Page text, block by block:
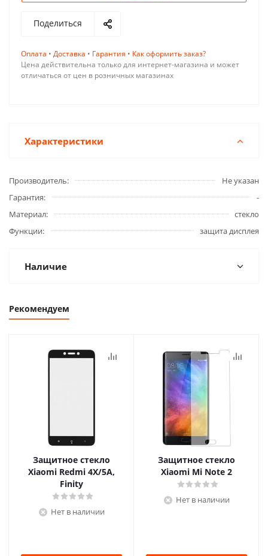
Поделиться
Оплата • Доставка • Гарантия • Как оформить заказ?
Цена действительна только для интернет-магазина и может
отличаться от цен в розничных магазинах
Характеристики
Производитель
Не указан
Гарантия
-
Материал
стекло
Функции
защита дисплея
Наличие
Рекомендуем
Защитное стекло
Xiaomi Redmi 4X/5A,
Finity
Нет в наличии
Защитное стекло
Xiaomi Mi Note 2
Нет в наличии